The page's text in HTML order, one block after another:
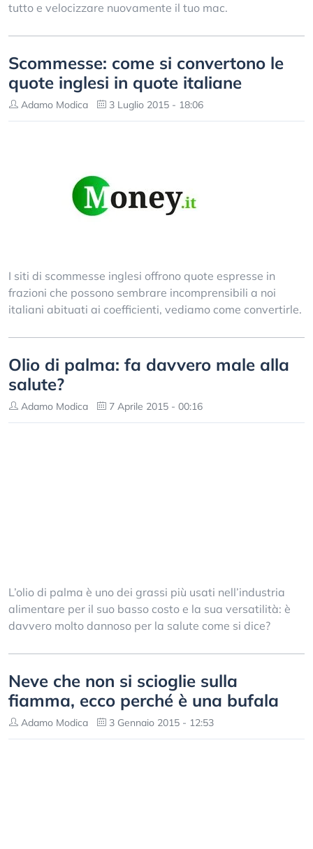
tutto e velocizzare nuovamente il tuo mac.
Scommesse: come si convertono le
quote inglesi in quote italiane
Adamo Modica 3 Luglio 2015 - 18:06
I siti di scommesse inglesi offrono quote espresse in
frazioni che possono sembrare incomprensibili a noi
italiani abituati ai coefficienti, vediamo come convertirle.
Olio di palma: fa davvero male alla
salute?
Adamo Modica 7 Aprile 2015 - 00:16
L’olio di palma è uno dei grassi più usati nell’industria
alimentare per il suo basso costo e la sua versatilità: è
davvero molto dannoso per la salute come si dice?
Neve che non si scioglie sulla
fiamma, ecco perché è una bufala
Adamo Modica 3 Gennaio 2015 - 12:53